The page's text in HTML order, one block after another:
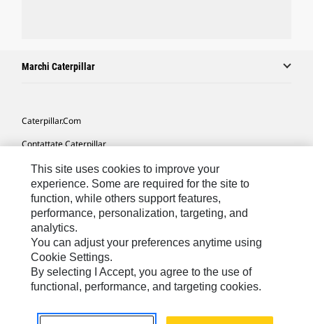
Marchi Caterpillar
Caterpillar.com
Contattate Caterpillar
Le Mie Preferenze Di Marketing
Mappa Del Sito
Cookie Settings
Informazioni Legali
Tutela Della Privacy
Europe - Italian© 2026 Caterpillar. Tutti i diritti riservati.
This site uses cookies to improve your
experience. Some are required for the site to
function, while others support features,
performance, personalization, targeting, and
analytics.
You can adjust your preferences anytime using
Cookie Settings.
By selecting I Accept, you agree to the use of
functional, performance, and targeting cookies.